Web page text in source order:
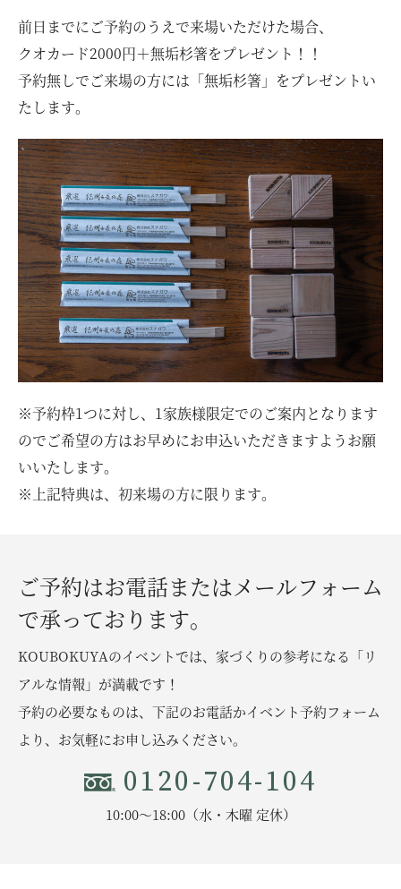
前日までにご予約のうえで来場いただけた場合、
クオカード2000円＋無垢杉箸をプレゼント！！
予約無しでご来場の方には「無垢杉箸」をプレゼントい
たします。
※予約枠1つに対し、1家族様限定でのご案内となります
のでご希望の方はお早めにお申込いただきますようお願
いいたします。
※上記特典は、初来場の方に限ります。
ご予約はお電話またはメールフォーム
で承っております。
KOUBOKUYAのイベントでは、家づくりの参考になる「リ
アルな情報」が満載です！
予約の必要なものは、下記のお電話かイベント予約フォーム
より、お気軽にお申し込みください。
0120-704-104
10:00〜18:00（水・木曜 定休）